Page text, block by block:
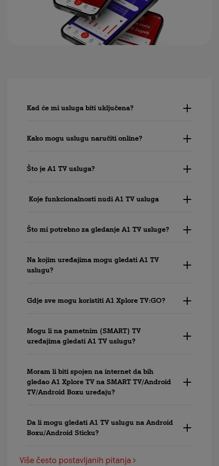
Kad će mi usluga biti uključena?
Kako mogu uslugu naručiti online?
Što je A1 TV usluga?
Koje funkcionalnosti nudi A1 TV usluga
Što mi potrebno za gledanje A1 TV usluge?
Na kojim uređajima mogu gledati A1 TV
uslugu?
Gdje sve mogu koristiti A1 Xplore TV:GO?
Mogu li na pametnim (SMART) TV
uređajima gledati A1 TV uslugu?
Moram li biti spojen na internet da bih
gledao A1 Xplore TV na SMART TV/Android
TV/Android Boxu uređaju?
Da li mogu gledati A1 TV uslugu na Android
Boxu/Android Sticku?
Više često postavljanih pitanja